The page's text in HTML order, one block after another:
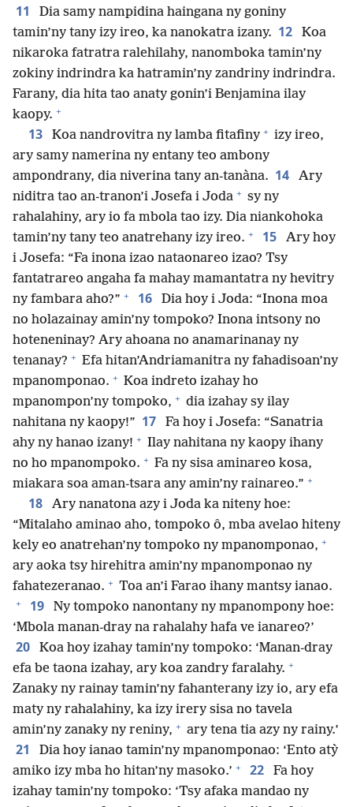
11
Dia samy nampidina haingana ny goniny
tamin’ny tany izy ireo, ka nanokatra izany. 12
Koa
nikaroka fatratra ralehilahy, nanomboka tamin’ny
zokiny indrindra ka hatramin’ny zandriny indrindra.
Farany, dia hita tao anaty gonin’i Benjamina ilay
kaopy. +
13 Koa nandrovitra ny lamba fitafiny + izy ireo,
ary samy namerina ny entany teo ambony
ampondrany, dia niverina tany an-tanàna. 14
Ary
niditra tao an-tranon’i Josefa i Joda + sy ny
rahalahiny, ary io fa mbola tao izy. Dia niankohoka
tamin’ny tany teo anatrehany izy ireo. + 15
Ary hoy
i Josefa: “Fa inona izao nataonareo izao? Tsy
fantatrareo angaha fa mahay mamantatra ny hevitry
ny fambara aho?” + 16
Dia hoy i Joda: “Inona moa
no holazainay amin’ny tompoko? Inona intsony no
hoteneninay? Ary ahoana no anamarinanay ny
tenanay? + Efa hitan’Andriamanitra ny fahadisoan’ny
mpanomponao. + Koa indreto izahay ho
mpanompon’ny tompoko, + dia izahay sy ilay
nahitana ny kaopy!” 17
Fa hoy i Josefa: “Sanatria
ahy ny hanao izany! + Ilay nahitana ny kaopy ihany
no ho mpanompoko. + Fa ny sisa aminareo kosa,
miakara soa aman-tsara any amin’ny rainareo.” +
18
Ary nanatona azy i Joda ka niteny hoe:
“Mitalaho aminao aho, tompoko ô, mba avelao hiteny
kely eo anatrehan’ny tompoko ny mpanomponao, +
ary aoka tsy hirehitra amin’ny mpanomponao ny
fahatezeranao. + Toa an’i Farao ihany mantsy ianao.
+ 19
Ny tompoko nanontany ny mpanompony hoe:
‘Mbola manan-dray na rahalahy hafa ve ianareo?’
20
Koa hoy izahay tamin’ny tompoko: ‘Manan-dray
efa be taona izahay, ary koa zandry faralahy. +
Zanaky ny rainay tamin’ny fahanterany izy io, ary efa
maty ny rahalahiny, ka izy irery sisa no tavela
amin’ny zanaky ny reniny, + ary tena tia azy ny rainy.’
21
Dia hoy ianao tamin’ny mpanomponao: ‘Ento atỳ
amiko izy mba ho hitan’ny masoko.’ + 22
Fa hoy
izahay tamin’ny tompoko: ‘Tsy afaka mandao ny